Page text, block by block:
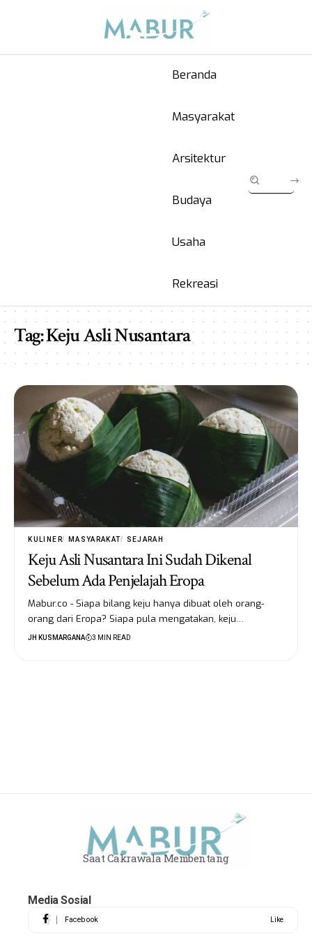
Beranda
Masyarakat
Arsitektur
Budaya
Usaha
Rekreasi
Tag:Keju Asli Nusantara
KULINER MASYARAKAT SEJARAH
Keju Asli Nusantara Ini Sudah Dikenal
Sebelum Ada Penjelajah Eropa
Mabur.co - Siapa bilang keju hanya dibuat oleh orang-
orang dari Eropa? Siapa pula mengatakan, keju…
JH KUSMARGANA 3 MIN READ
Saat Cakrawala Membentang
Media Sosial
Facebook Like